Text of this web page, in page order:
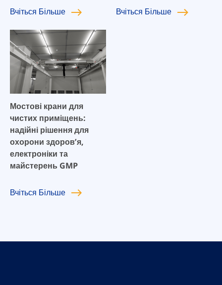
Вчіться Більше Вчіться Більше
Мостові крани для
чистих приміщень:
надійні рішення для
охорони здоров’я,
електроніки та
майстерень GMP
Вчіться Більше